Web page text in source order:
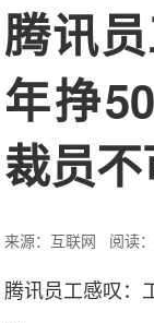
腾讯
年挣
裁员
来源：互联网 阅读
腾讯员工感叹：